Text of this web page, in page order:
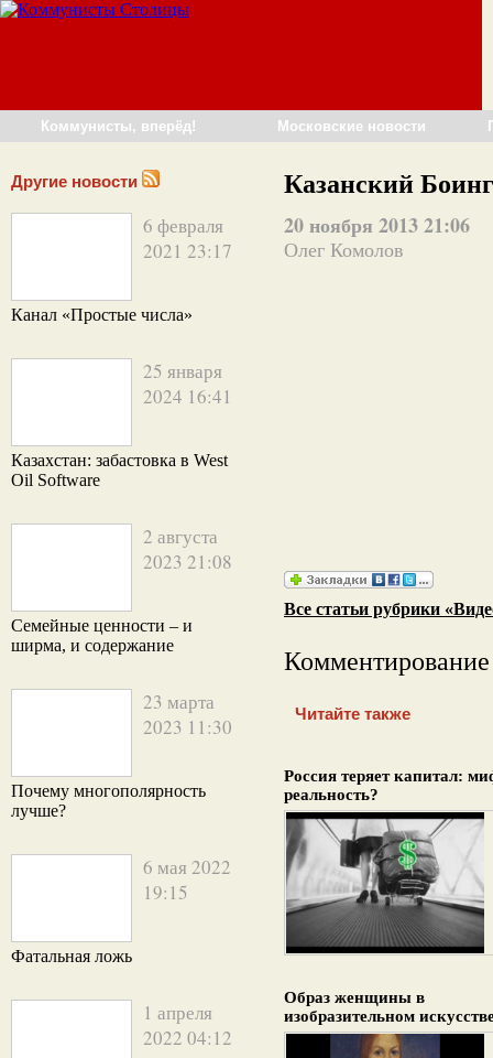
Коммунисты, вперёд! Московские новости
Другие новости
6 февраля
2021 23:17
Канал «Простые числа»
25 января
2024 16:41
Казахстан: забастовка в West
Oil Software
2 августа
2023 21:08
Семейные ценности – и
ширма, и содержание
23 марта
2023 11:30
Почему многополярность
лучше?
6 мая 2022
19:15
Фатальная ложь
1 апреля
2022 04:12
Казанский
20 ноября 2013 21:06
Олег Комолов
Все статьи рубрики
Комментирование
Читайте также
Россия теряет капитал:
реальность?
Образ женщины в
изобразительном